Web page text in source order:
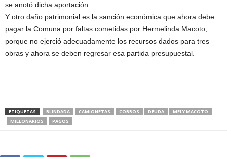
se anotó dicha aportación.
Y otro daño patrimonial es la sanción económica que ahora debe
pagar la Comuna por faltas cometidas por Hermelinda Macoto,
porque no ejerció adecuadamente los recursos dados para tres
obras y ahora se deben regresar esa partida presupuestal.
ETIQUETAS BLINDADA CAMIONETAS COBROS DEUDA
MELY MACOTO
MILLONARIOS
PAGOS